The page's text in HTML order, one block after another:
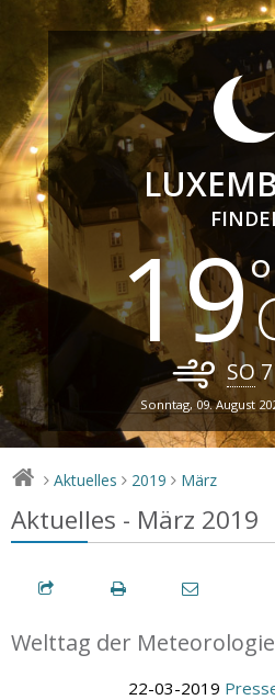
19
SO7
Sonntag, 09. August
> Aktuelles > 2019 > März
Aktuelles - März 2019
Welttag der
22-03-2019